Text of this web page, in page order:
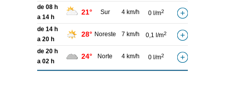
de 08 h
a 14 h
21° Sur 4 km/h 0 l/m2
de 14 h
a 20 h
28° Noreste 7 km/h 0,1 l/m2
de 20 h
a 02 h
24° Norte 4 km/h 0 l/m2